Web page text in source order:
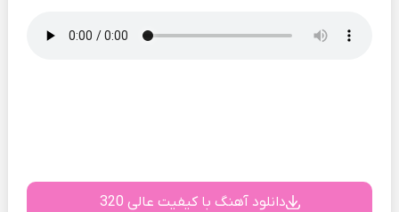
دانلود آهنگ با کیفیت عالی 320